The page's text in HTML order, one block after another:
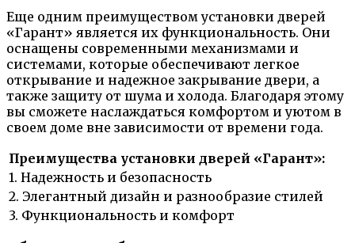
Еще одним преимуществом установки дверей
«Гарант» является их функциональность. Они
оснащены современными механизмами и
системами, которые обеспечивают легкое
открывание и надежное закрывание двери, а
также защиту от шума и холода. Благодаря этому
вы сможете наслаждаться комфортом и уютом в
своем доме вне зависимости от времени года.
Преимущества установки дверей «Гарант»:
1. Надежность и безопасность
2. Элегантный дизайн и разнообразие стилей
3. Функциональность и комфорт